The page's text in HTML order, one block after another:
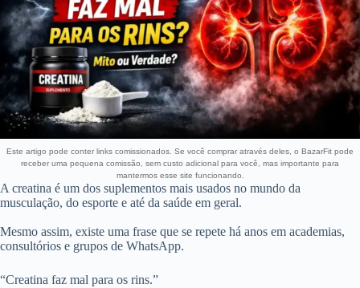
Este artigo pode conter links comissionados. Se você comprar através deles, o BazarFit pode
receber uma pequena comissão, sem custo adicional para você, mas importante para
mantermos esse site funcionando.
A creatina é um dos suplementos mais usados no mundo da
musculação, do esporte e até da saúde em geral.
Mesmo assim, existe uma frase que se repete há anos em academias,
consultórios e grupos de WhatsApp.
“Creatina faz mal para os rins.”